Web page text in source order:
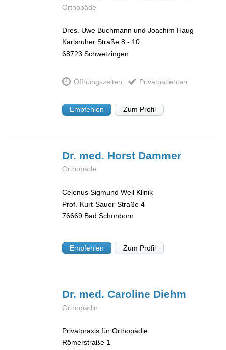
Orthopäde
Dres. Uwe Buchmann und Joachim Haug
Karlsruher Straße 8 - 10
68723 Schwetzingen
Öffnungszeiten Privatpatienten
Empfehlen Zum Profil
Dr. med. Horst Dammer
Orthopäde
Celenus Sigmund Weil Klinik
Prof.-Kurt-Sauer-Straße 4
76669 Bad Schönborn
Empfehlen Zum Profil
Dr. med. Caroline Diehm
Orthopädin
Privatpraxis für Orthopädie
Römerstraße 1